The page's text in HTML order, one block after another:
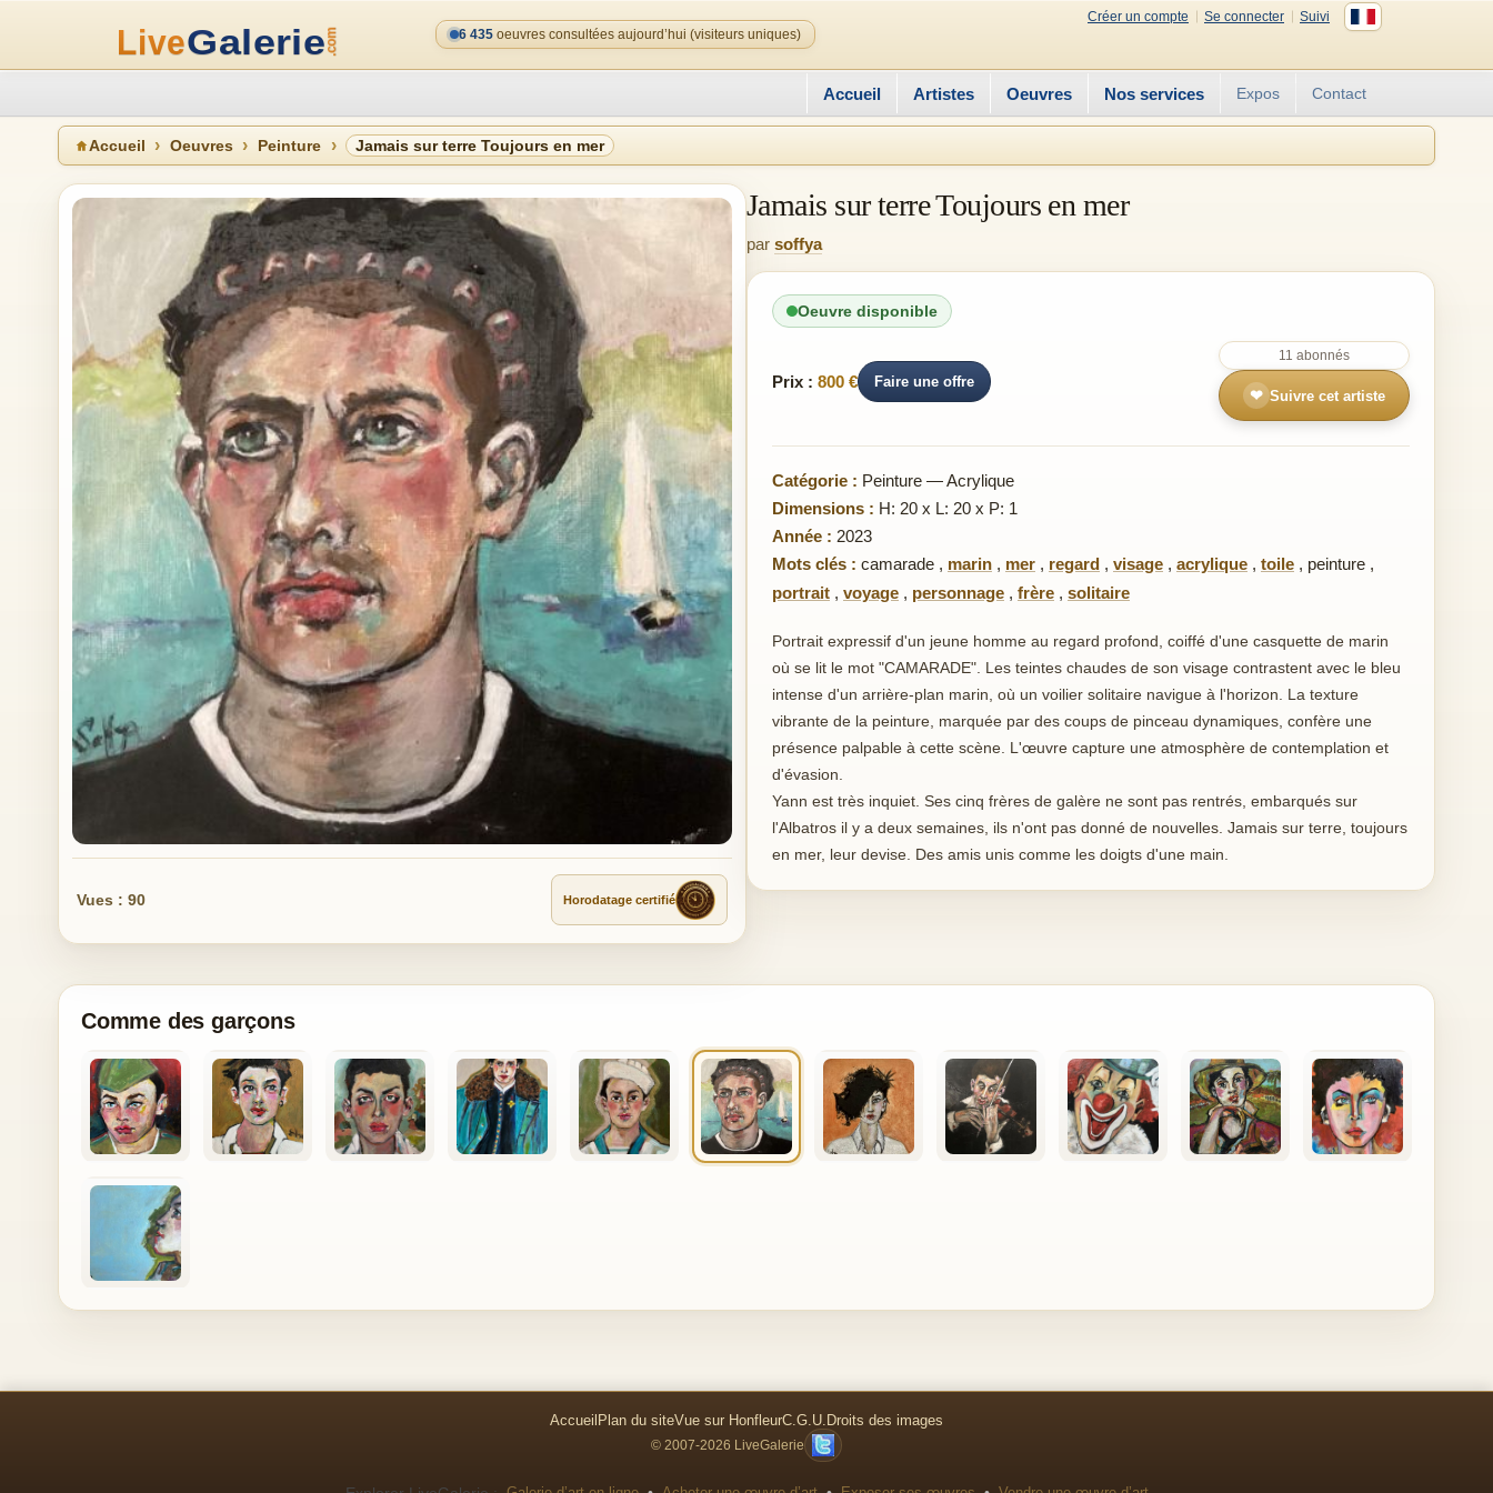
Créer un compte Se connecter
Suivi
6 435 oeuvres consultées aujourd’hui (visiteurs uniques)
Accueil Artistes Oeuvres Nos services Expos Contact
Accueil Oeuvres Peinture Jamais sur terre Toujours en mer
Vues : 90 Horodatage certifié
Jamais sur terre Toujours en mer
par soffya
Oeuvre disponible
Prix : 800 € Faire une offre
11 abonnés
❤ Suivre cet artiste
Catégorie : Peinture — Acrylique
Dimensions : H: 20 x L: 20 x P: 1
Année : 2023
Mots clés : camarade , marin , mer , regard , visage , acrylique , toile , peinture ,
portrait , voyage , personnage , frère , solitaire
Portrait expressif d'un jeune homme au regard profond, coiffé d'une casquette de marin
où se lit le mot "CAMARADE". Les teintes chaudes de son visage contrastent avec le bleu
intense d'un arrière-plan marin, où un voilier solitaire navigue à l'horizon. La texture
vibrante de la peinture, marquée par des coups de pinceau dynamiques, confère une
présence palpable à cette scène. L'œuvre capture une atmosphère de contemplation et
d'évasion.
Yann est très inquiet. Ses cinq frères de galère ne sont pas rentrés, embarqués sur
l'Albatros il y a deux semaines, ils n'ont pas donné de nouvelles. Jamais sur terre, toujours
en mer, leur devise. Des amis unis comme les doigts d'une main.
Comme des garçons
AccueilPlan du siteVue sur HonfleurC.G.U. Droits des images
© 2007-2026 LiveGalerie